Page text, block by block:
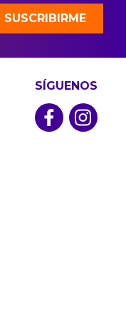
SUSCRIBIRME
SÍGUENOS